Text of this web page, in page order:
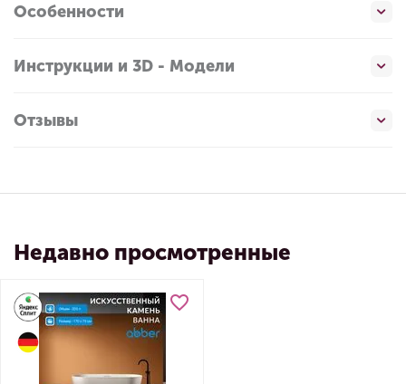
Особенности
Инструкции и 3D - Модели
Отзывы
Недавно просмотренные